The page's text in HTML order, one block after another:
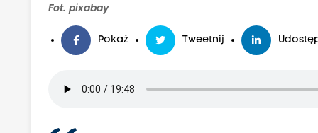
Fot. pixabay
Pokaż Tweetnij